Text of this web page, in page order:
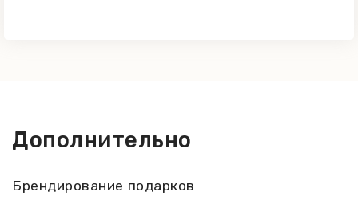
Дополнительно
Брендирование подарков